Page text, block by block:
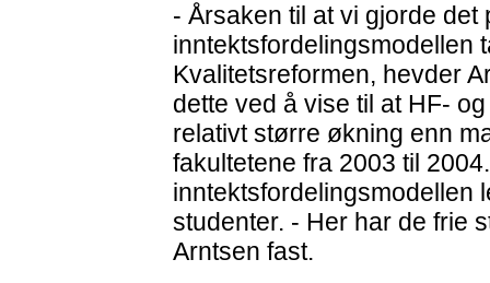
- Årsaken til at vi gjorde det
inntektsfordelingsmodellen
Kvalitetsreformen, hevder
dette ved å vise til at HF-
relativt større økning enn
fakultetene fra 2003 til
inntektsfordelingsmodellen
studenter. - Her har de frie
Arntsen fast.